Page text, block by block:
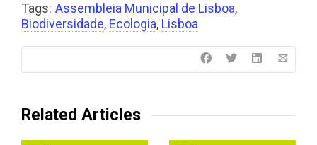
Tags: Assembleia Municipal de Lisboa,
Biodiversidade, Ecologia, Lisboa
Related Articles